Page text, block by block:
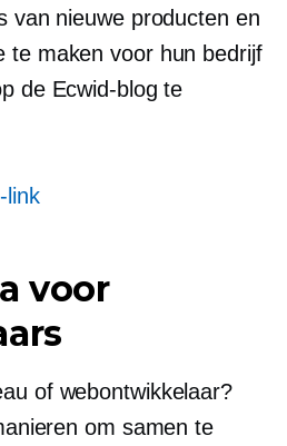
van nieuwe producten en
te maken voor hun bedrijf
de Ecwid-blog te
link
voor
of webontwikkelaar?
om samen te